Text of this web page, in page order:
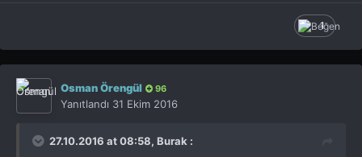
1
Osman Örengül 96
Yanıtlandı 31 Ekim 2016
27.10.2016 at 08:58, Burak :